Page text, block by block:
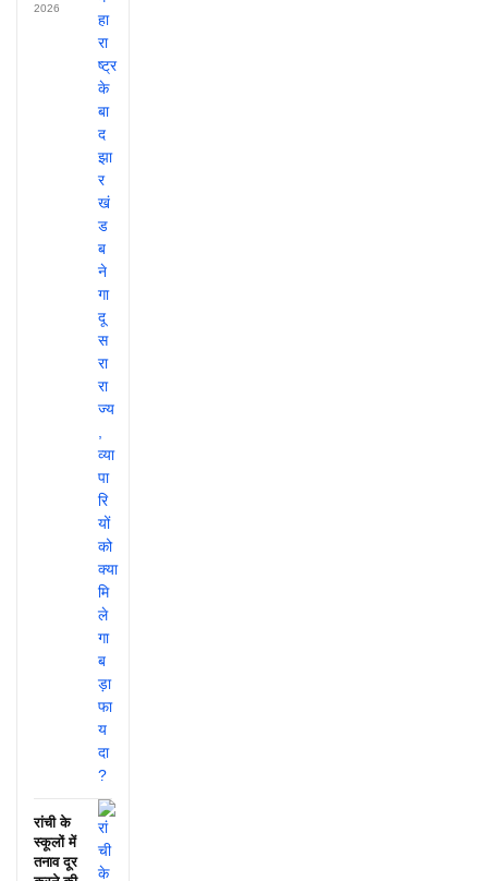
2026
रांची के
स्कूलों में
तनाव दूर